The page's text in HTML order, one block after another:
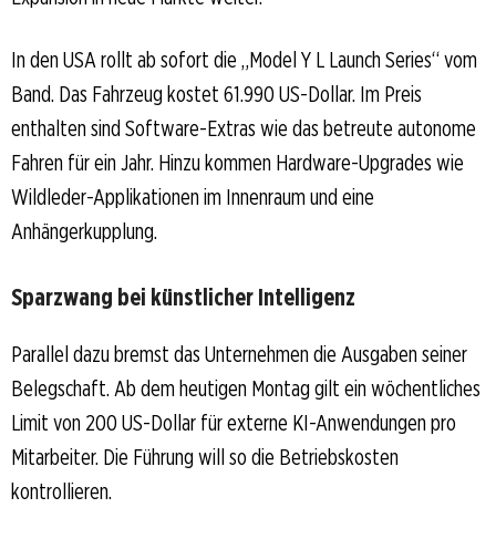
In den USA rollt ab sofort die „Model Y L Launch Series“ vom
Band. Das Fahrzeug kostet 61.990 US-Dollar. Im Preis
enthalten sind Software-Extras wie das betreute autonome
Fahren für ein Jahr. Hinzu kommen Hardware-Upgrades wie
Wildleder-Applikationen im Innenraum und eine
Anhängerkupplung.
Sparzwang bei künstlicher Intelligenz
Parallel dazu bremst das Unternehmen die Ausgaben seiner
Belegschaft. Ab dem heutigen Montag gilt ein wöchentliches
Limit von 200 US-Dollar für externe KI-Anwendungen pro
Mitarbeiter. Die Führung will so die Betriebskosten
kontrollieren.